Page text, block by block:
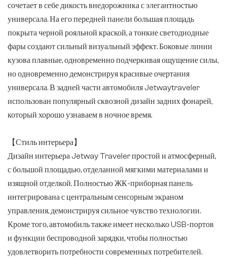
сочетает в себе дикость внедорожника с элегантностью
универсала. На его передней панели большая площадь
покрыта черной рояльной краской, а тонкие светодиодные
фары создают сильный визуальный эффект. Боковые линии
кузова плавные, одновременно подчеркивая ощущение силы,
но одновременно демонстрируя красивые очертания
универсала. В задней части автомобиля Jetwaytraveler
использован популярный сквозной дизайн задних фонарей,
который хорошо узнаваем в ночное время.
【Стиль интерьера】
Дизайн интерьера Jetway Traveler простой и атмосферный,
с большой площадью, отделанной мягкими материалами и
изящной отделкой. Полностью ЖК-приборная панель
интегрирована с центральным сенсорным экраном
управления, демонстрируя сильное чувство технологии.
Кроме того, автомобиль также имеет несколько USB-портов
и функции беспроводной зарядки, чтобы полностью
удовлетворить потребности современных потребителей.